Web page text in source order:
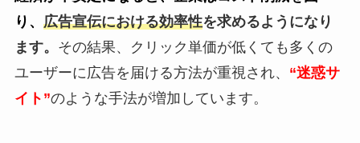
り、 広告宣伝における効率性を求めるようになり
ます。 その結果、クリック単価が低くても多くの
ユーザーに広告を届ける方法が重視され、 “迷惑サ
イト”のような手法が増加しています。